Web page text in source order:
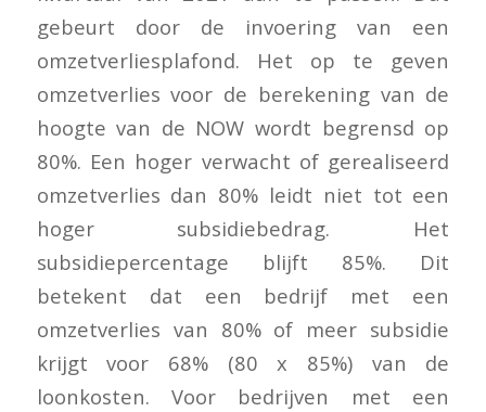
gebeurt door de invoering van een
omzetverliesplafond. Het op te geven
omzetverlies voor de berekening van de
hoogte van de NOW wordt begrensd op
80%. Een hoger verwacht of gerealiseerd
omzetverlies dan 80% leidt niet tot een
hoger subsidiebedrag. Het
subsidiepercentage blijft 85%. Dit
betekent dat een bedrijf met een
omzetverlies van 80% of meer subsidie
krijgt voor 68% (80 x 85%) van de
loonkosten. Voor bedrijven met een